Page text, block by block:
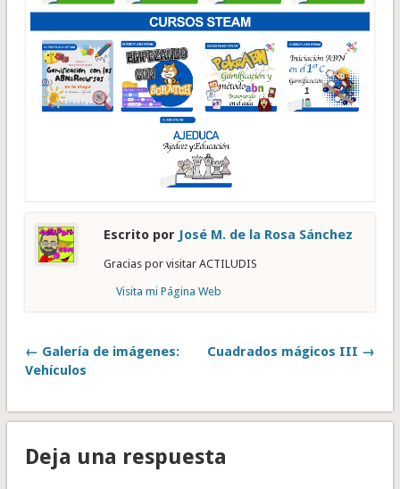
Escrito por José M. de la Rosa Sánchez
Gracias por visitar ACTILUDIS
Visita mi Página Web
← Galería de imágenes:
Vehículos
Cuadrados mágicos III →
Deja una respuesta